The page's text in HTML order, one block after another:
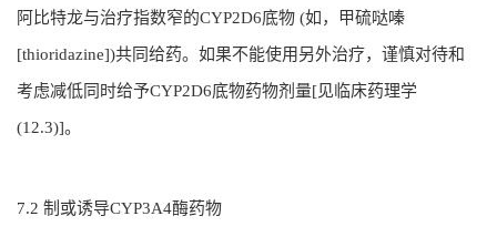
阿比特龙与治疗指数窄的CYP2D6底物 (如，甲硫哒嗪
[thioridazine])共同给药。如果不能使用另外治疗，谨慎对待和
考虑减低同时给予CYP2D6底物药物剂量[见临床药理学
(12.3)]。
7.2 制或诱导CYP3A4酶药物